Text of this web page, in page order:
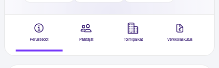
Perustiedot Päättäjät Toimipaikat Verkkolaskutus